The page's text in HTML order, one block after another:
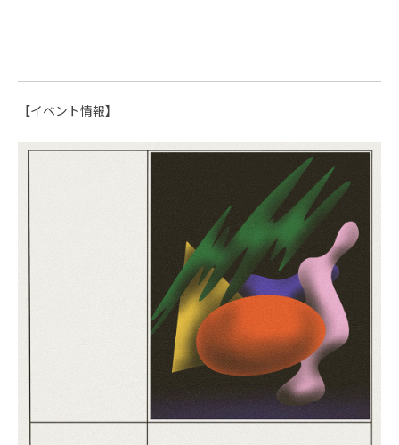
【イベント情報】